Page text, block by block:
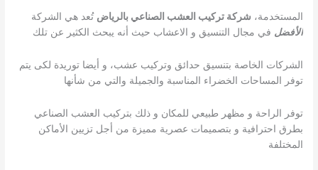
المستخدمة، شركة تركيب العشب الصناعي بالرياض تُعد هي الشركة
الأفضل في مجال التنسيق و الاعشاب حيث أنه يبحث الكثير عن تلك
الشركات الخاصة بتنسيق حدائق وتركيب عشب، و أيضا توريدة لكى يتم
توفر المساحات الخضراء المناسبة والجميلة والتي من شأنها
توفر الراحة و مظهر طبيعي للمكان و ذلك بتركيب العشب الصناعي
بطرق احترافية و بتصميمات عصرية مميزة من أجل تزيين الأماكن
المختلفة